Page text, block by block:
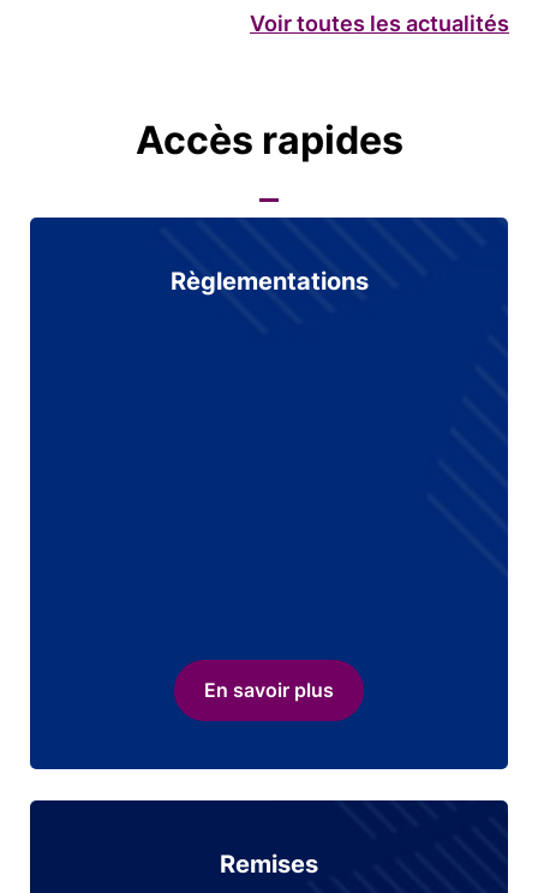
Voir toutes les actualités
Accès rapides
Règlementations
En savoir plus
Remises